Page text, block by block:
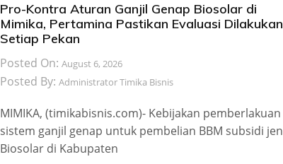
Pro-Kontra Aturan Ganjil Genap Biosolar di
Mimika, Pertamina Pastikan Evaluasi Dilakukan
Setiap Pekan
Posted On: August 6, 2026
Posted By: Administrator Timika Bisnis
MIMIKA, (timikabisnis.com)- Kebijakan pemberlakuan
sistem ganjil genap untuk pembelian BBM subsidi
Biosolar di Kabupaten